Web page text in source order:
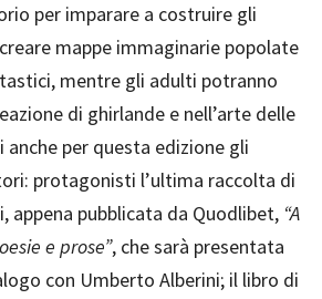
per imparare a costruire gli
mappe immaginarie popolate
mentre gli adulti potranno
di ghirlande e nell’arte delle
per questa edizione gli
protagonisti l’ultima raccolta di
appena pubblicata da Quodlibet, “A
e prose”, che sarà presentata
con Umberto Alberini; il libro di